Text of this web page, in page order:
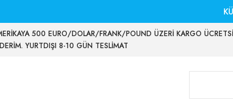
500 EURO/DOLAR/FRANK/POUND ÜZERİ KARGO
YURTDIŞI 8-10 GÜN TESLİMAT